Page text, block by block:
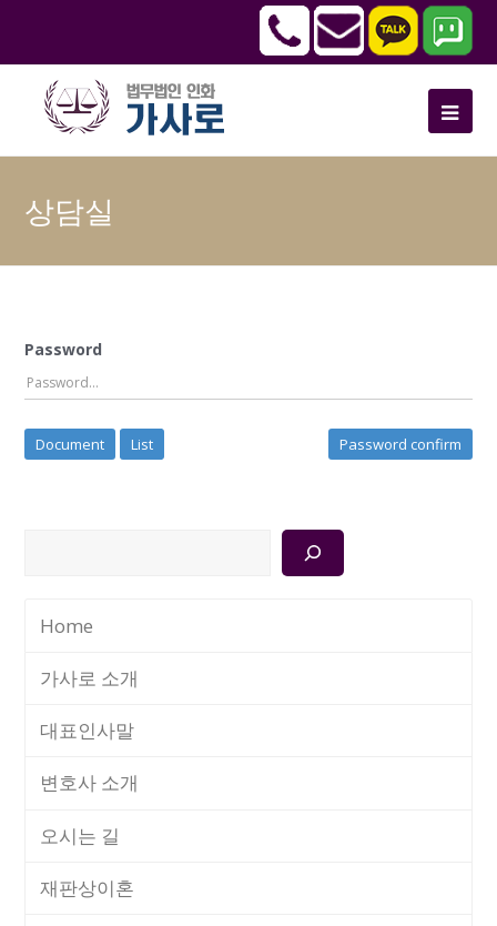
상담실
Password
Document List Password confirm
Home
가사로 소개
대표인사말
변호사 소개
오시는 길
재판상이혼